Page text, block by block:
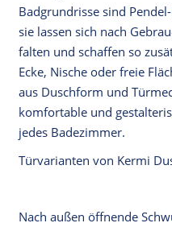
Badgrundrisse sind
sie lassen sich nach
falten und schaffen so
Ecke, Nische oder freie
aus Duschform und
komfortable und
jedes Badezimmer.
Türvarianten von Kermi
Nach außen öffnende